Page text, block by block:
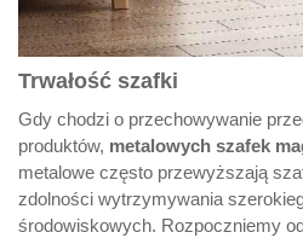
Trwałość szafki
Gdy chodzi o przechowywanie
produktów, metalowych szafek
metalowe często przewyższają
zdolności wytrzymywania
środowiskowych. Rozpoczniemy